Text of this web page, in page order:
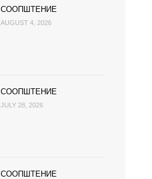
СООПШТЕНИЕ
AUGUST 4, 2026
СООПШТЕНИЕ
JULY 28, 2026
СООПШТЕНИЕ